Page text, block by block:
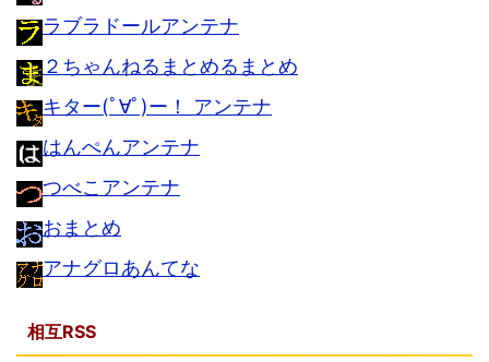
ラブラドールアンテナ
２ちゃんねるまとめるまとめ
キター(ﾟ∀ﾟ)ー！ アンテナ
はんぺんアンテナ
つべこアンテナ
おまとめ
アナグロあんてな
相互RSS